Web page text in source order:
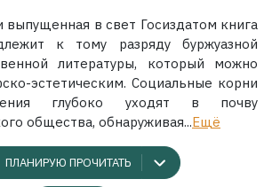
выпущенная в свет Госиздатом книга
к тому разряду буржуазной
литературы, который можно
эстетическим. Социальные корни
глубоко уходят в почву
общества, обнаруживая...Ещё
ПЛАНИРУЮ ПРОЧИТАТЬ